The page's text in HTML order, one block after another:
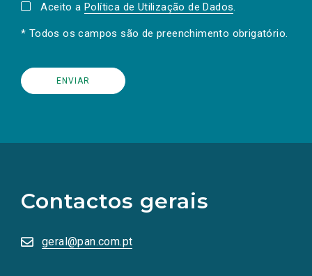
Aceito a Política de Utilização de Dados.
* Todos os campos são de preenchimento obrigatório.
Contactos gerais
geral@pan.com.pt
redes
sociais
numa
nova